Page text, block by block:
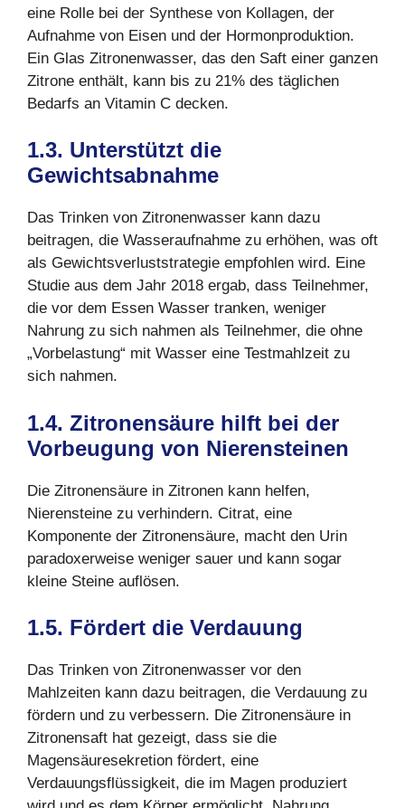
eine Rolle bei der Synthese von Kollagen, der
Aufnahme von Eisen und der Hormonproduktion.
Ein Glas Zitronenwasser, das den Saft einer ganzen
Zitrone enthält, kann bis zu 21% des täglichen
Bedarfs an Vitamin C decken.
1.3. Unterstützt die
Gewichtsabnahme
Das Trinken von Zitronenwasser kann dazu
beitragen, die Wasseraufnahme zu erhöhen, was oft
als Gewichtsverluststrategie empfohlen wird. Eine
Studie aus dem Jahr 2018 ergab, dass Teilnehmer,
die vor dem Essen Wasser tranken, weniger
Nahrung zu sich nahmen als Teilnehmer, die ohne
„Vorbelastung“ mit Wasser eine Testmahlzeit zu
sich nahmen.
1.4. Zitronensäure hilft bei der
Vorbeugung von Nierensteinen
Die Zitronensäure in Zitronen kann helfen,
Nierensteine zu verhindern. Citrat, eine
Komponente der Zitronensäure, macht den Urin
paradoxerweise weniger sauer und kann sogar
kleine Steine auflösen.
1.5. Fördert die Verdauung
Das Trinken von Zitronenwasser vor den
Mahlzeiten kann dazu beitragen, die Verdauung zu
fördern und zu verbessern. Die Zitronensäure in
Zitronensaft hat gezeigt, dass sie die
Magensäuresekretion fördert, eine
Verdauungsflüssigkeit, die im Magen produziert